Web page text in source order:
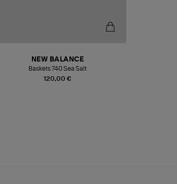
120,00 €
NEW BALANCE
Baskets 740 Sea Salt